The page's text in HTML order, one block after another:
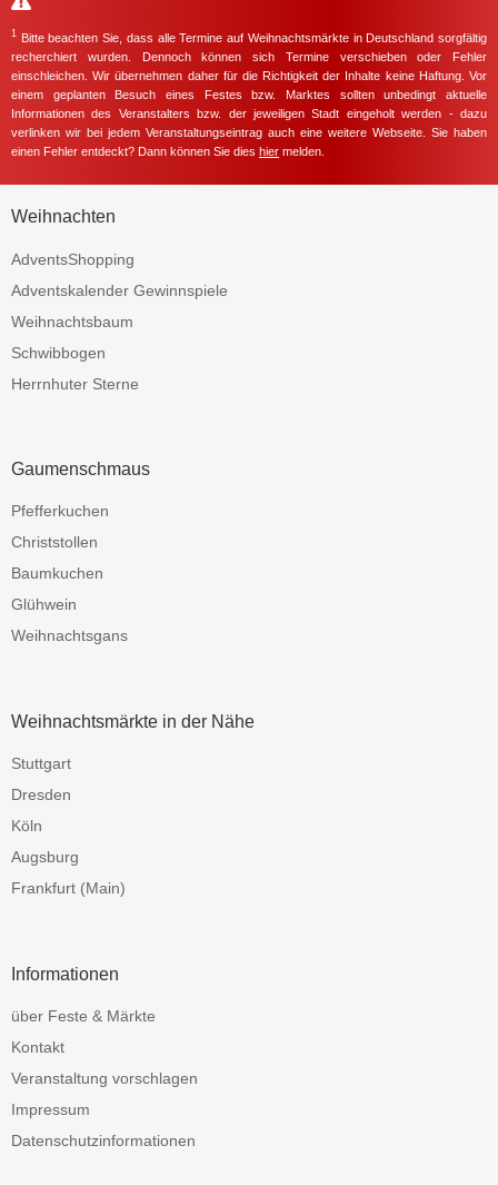
1 Bitte beachten Sie, dass alle Termine auf Weihnachtsmärkte in Deutschland sorgfältig
recherchiert wurden. Dennoch können sich Termine verschieben oder Fehler
einschleichen. Wir übernehmen daher für die Richtigkeit der Inhalte keine Haftung. Vor
einem geplanten Besuch eines Festes bzw. Marktes sollten unbedingt aktuelle
Informationen des Veranstalters bzw. der jeweiligen Stadt eingeholt werden - dazu
verlinken wir bei jedem Veranstaltungseintrag auch eine weitere Webseite. Sie haben
einen Fehler entdeckt? Dann können Sie dies hier melden.
Weihnachten
AdventsShopping
Adventskalender Gewinnspiele
Weihnachtsbaum
Schwibbogen
Herrnhuter Sterne
Gaumenschmaus
Pfefferkuchen
Christstollen
Baumkuchen
Glühwein
Weihnachtsgans
Weihnachtsmärkte in der Nähe
Stuttgart
Dresden
Köln
Augsburg
Frankfurt (Main)
Informationen
über Feste & Märkte
Kontakt
Veranstaltung vorschlagen
Impressum
Datenschutzinformationen